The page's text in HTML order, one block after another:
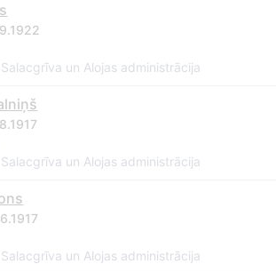
un Alojas administrācija
un Alojas administrācija
un Alojas administrācija